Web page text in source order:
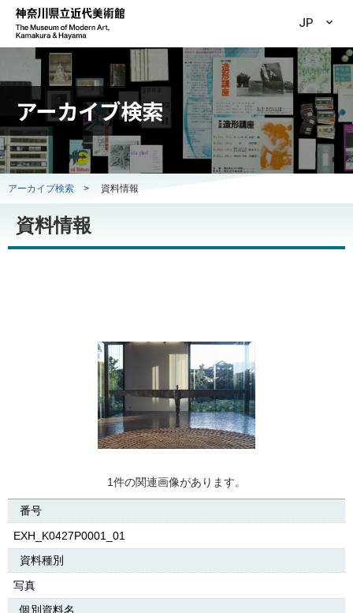
JP
アーカイブ検索
アーカイブ検索 > 資料情報
資料情報
1件の関連画像があります。
番号
EXH_K0427P0001_01
資料種別
写真
個別資料名